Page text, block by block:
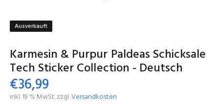
Ausverkauft
Karmesin & Purpur Paldeas Schicksale
Tech Sticker Collection - Deutsch
€36,99
inkl. 19 % MwSt. zzgl.Versandkosten